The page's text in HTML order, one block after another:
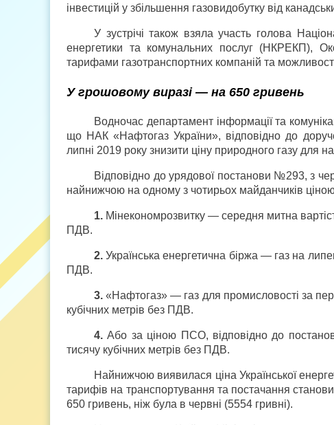
інвестицій у збільшення газовидобутку від
У зустрічі також взяла участь голова
енергетики та комунальних послуг (НКРЕКП),
тарифами газотранспортних компаній та
У грошовому виразі — на 650 гривень
Водночас департамент інформації та
що НАК «Нафтогаз України», відповідно до
липні 2019 року знизити ціну природного газу для
Відповідно до урядової постанови №293, з
найнижчою на одному з чотирьох майданчиків
1. Мінекономрозвитку — середня митна
ПДВ.
2.Українська енергетична біржа — газ на
ПДВ.
3.«Нафтогаз» — газ для промисловості за
кубічних метрів без ПДВ.
4. Або за ціною ПСО, відповідно до
тисячу кубічних метрів без ПДВ.
Найнижчою виявилася ціна Української
тарифів на транспортування та постачання
650 гривень, ніж була в червні (5554 гривні).